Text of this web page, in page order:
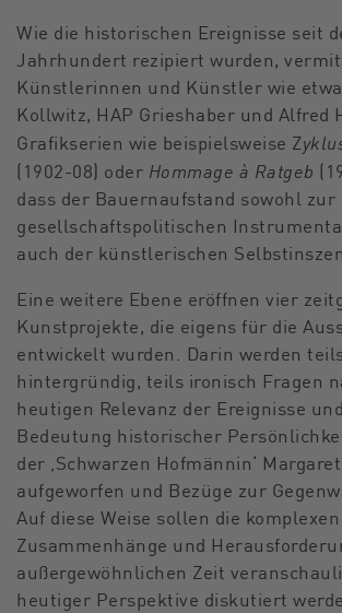
Wie die historischen Ereignisse seit
Jahrhundert rezipiert wurden,
Künstlerinnen und Künstler wie
Kollwitz, HAP Grieshaber und Alfred
Grafikserien wie beispielsweise Z
(1902-08) oder Hommage à Ratgeb
dass der Bauernaufstand sowohl zur
gesellschaftspolitischen
auch der künstle­rischen
Eine weitere Ebene eröffnen vier
Kunstprojekte, die eigens für die
entwickelt wurden. Darin werden
hintergründig, teils ironisch Fragen
heutigen Relevanz der Ereignisse
Bedeutung historischer
der ‚Schwarzen Hofmännin‘
aufgeworfen und Bezüge zur
Auf diese Weise sollen die komplexen
Zusammenhänge und
außer­gewöhnlichen Zeit
heutiger Perspektive diskutiert